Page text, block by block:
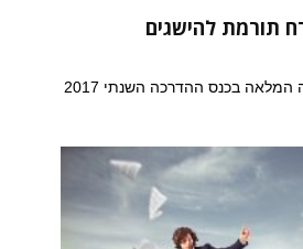
תורמת להישגים